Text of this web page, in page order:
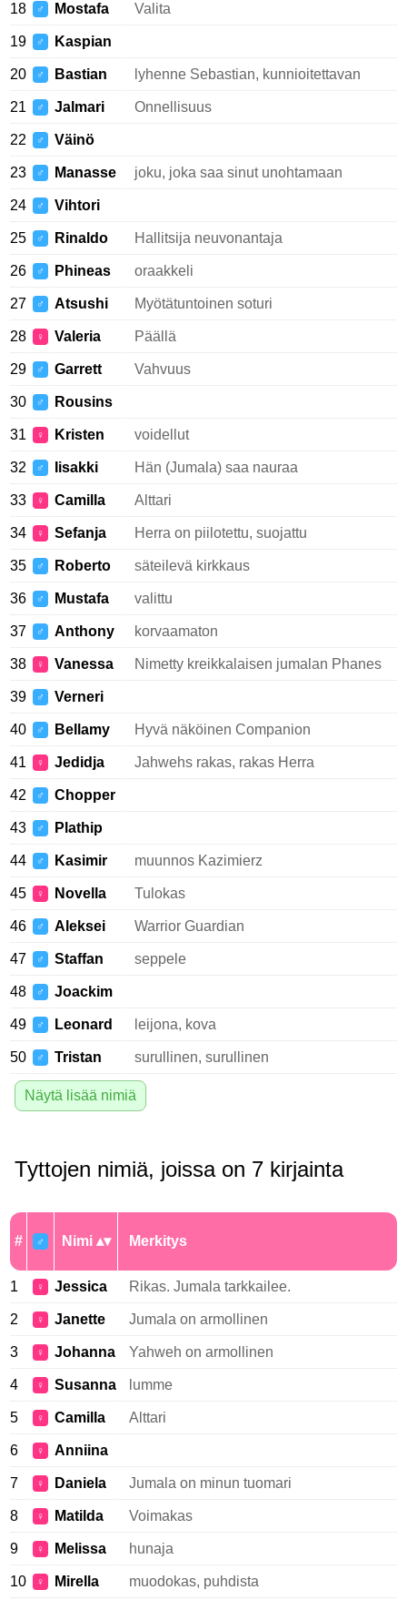
18 ♂ Mostafa Valita
19 ♂ Kaspian
20 ♂ Bastian lyhenne Sebastian, kunnioitettavan
21 ♂ Jalmari Onnellisuus
22 ♂ Väinö
23 ♂ Manasse joku, joka saa sinut unohtamaan
24 ♂ Vihtori
25 ♂ Rinaldo Hallitsija neuvonantaja
26 ♂ Phineas oraakkeli
27 ♂ Atsushi Myötätuntoinen soturi
28 ♀ Valeria Päällä
29 ♂ Garrett Vahvuus
30 ♂ Rousins
31 ♀ Kristen voidellut
32 ♂ Iisakki Hän (Jumala) saa nauraa
33 ♀ Camilla Alttari
34 ♀ Sefanja Herra on piilotettu, suojattu
35 ♂ Roberto säteilevä kirkkaus
36 ♂ Mustafa valittu
37 ♂ Anthony korvaamaton
38 ♀ Vanessa Nimetty kreikkalaisen jumalan Phanes
39 ♂ Verneri
40 ♂ Bellamy Hyvä näköinen Companion
41 ♀ Jedidja Jahwehs rakas, rakas Herra
42 ♂ Chopper
43 ♂ Plathip
44 ♂ Kasimir muunnos Kazimierz
45 ♀ Novella Tulokas
46 ♂ Aleksei Warrior Guardian
47 ♂ Staffan seppele
48 ♂ Joackim
49 ♂ Leonard leijona, kova
50 ♂ Tristan surullinen, surullinen
Näytä lisää nimiä
Tyttojen nimiä, joissa on 7 kirjainta
# ♂ Nimi Merkitys
1 ♀ Jessica Rikas. Jumala tarkkailee.
2 ♀ Janette Jumala on armollinen
3 ♀ Johanna Yahweh on armollinen
4 ♀ Susanna lumme
5 ♀ Camilla Alttari
6 ♀ Anniina
7 ♀ Daniela Jumala on minun tuomari
8 ♀ Matilda Voimakas
9 ♀ Melissa hunaja
10 ♀ Mirella muodokas, puhdista